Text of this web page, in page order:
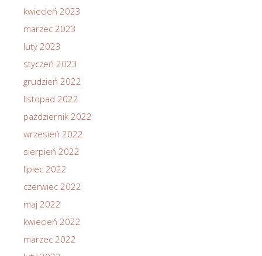
kwiecień 2023
marzec 2023
luty 2023
styczeń 2023
grudzień 2022
listopad 2022
październik 2022
wrzesień 2022
sierpień 2022
lipiec 2022
czerwiec 2022
maj 2022
kwiecień 2022
marzec 2022